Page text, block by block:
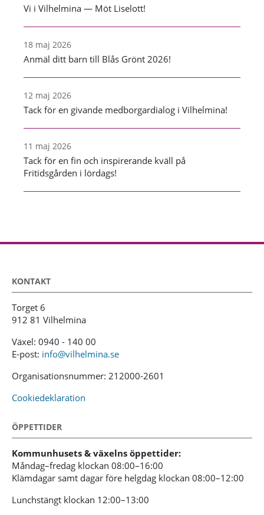
Vi i Vilhelmina — Möt Liselott!
18 maj 2026
Anmäl ditt barn till Blås Grönt 2026!
12 maj 2026
Tack för en givande medborgardialog i Vilhelmina!
11 maj 2026
Tack för en fin och inspirerande kväll på
Fritidsgården i lördags!
KONTAKT
Torget 6
912 81 Vilhelmina
Växel: 0940 - 140 00
E-post: info@vilhelmina.se
Organisationsnummer: 212000-2601
Cookiedeklaration
ÖPPETTIDER
Kommunhusets & växelns öppettider:
Måndag–fredag klockan 08:00–16:00
Klämdagar samt dagar före helgdag klockan 08:00–12:00
Lunchstängt klockan 12:00–13:00